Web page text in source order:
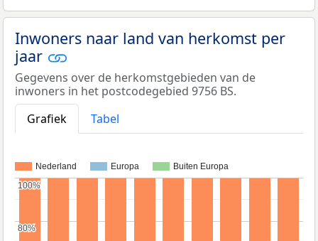
Inwoners naar land van herkomst per
jaar
Gegevens over de herkomstgebieden van de
inwoners in het postcodegebied 9756 BS.
Grafiek
Tabel
Nederland Europa Buiten Europa
80%
80%
100%
100%